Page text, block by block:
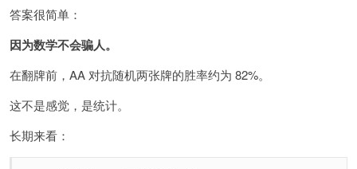
答案很简单：
因为数学不会骗人。
在翻牌前，AA 对抗随机两张牌的胜率约为 82%。
这不是感觉，是统计。
长期来看：